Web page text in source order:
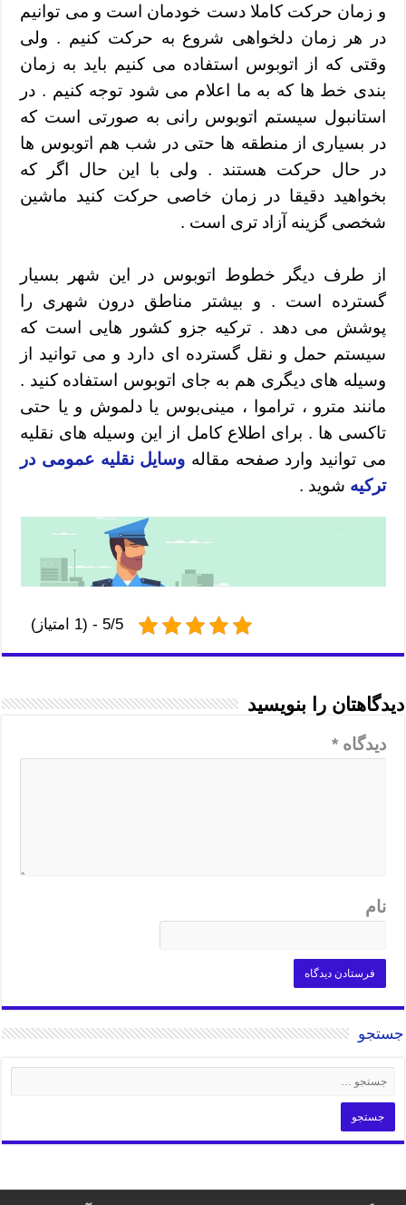
و زمان حرکت کاملا دست خودمان است و می توانیم
در هر زمان دلخواهی شروع به حرکت کنیم . ولی
وقتی که از اتوبوس استفاده می کنیم باید به زمان
بندی خط ها که به ما اعلام می شود توجه کنیم . در
استانبول سیستم اتوبوس رانی به صورتی است که
در بسیاری از منطقه ها حتی در شب هم اتوبوس ها
در حال حرکت هستند . ولی با این حال اگر که
بخواهید دقیقا در زمان خاصی حرکت کنید ماشین
شخصی گزینه آزاد تری است .
از طرف دیگر خطوط اتوبوس در این شهر بسیار
گسترده است . و بیشتر مناطق درون شهری را
پوشش می دهد . ترکیه جزو کشور هایی است که
سیستم حمل و نقل گسترده ای دارد و می توانید از
وسیله های دیگری هم به جای اتوبوس استفاده کنید .
مانند مترو ، تراموا ، مینی‌بوس یا دلموش و یا حتی
تاکسی ها . برای اطلاع کامل از این وسیله های نقلیه
می توانید وارد صفحه مقاله وسایل نقلیه عمومی در
ترکیه شوید .
5/5 - (1 امتیاز)
دیدگاهتان را بنویسید
دیدگاه*
نام
جستجو